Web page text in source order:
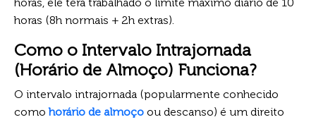
horas (8h normais + 2h extras).
Como o Intervalo Intrajornada
(Horário de Almoço) Funciona?
O intervalo intrajornada (popularmente conhecido
comohorário de almoço ou descanso) é um direito